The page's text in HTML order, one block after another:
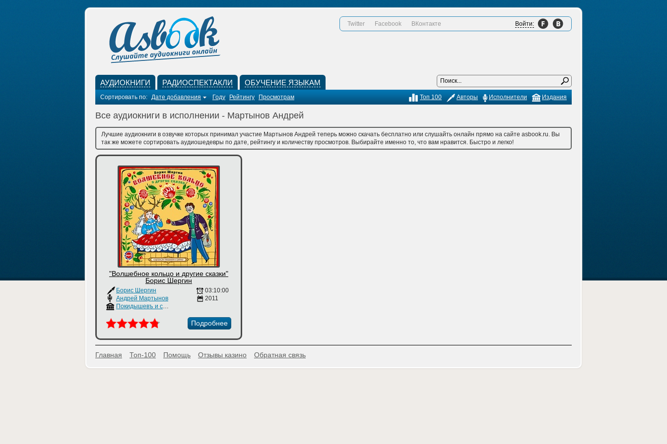
Twitter Facebook ВКонтакте Войти:
АУДИОКНИГИ РАДИОСПЕКТАКЛИ ОБУЧЕНИЕ ЯЗЫКАМ
Сортировать по: Дате добавления Году Рейтингу Просмотрам Издания
Исполнители
Авторы
Топ 100
Все аудиокниги в исполнении - Мартынов Андрей
Лучшие аудиокниги в озвучке которых принимал участие Мартынов Андрей теперь можно скачать бесплатно или слушайть онлайн прямо на сайте asbook.ru. Вы
так же можете сортировать аудиошедевры по дате, рейтингу и количеству просмотров. Выбирайте именно то, что вам нравится. Быстро и легко!
"Волшебное кольцо и другие сказки"
Борис Шергин
Борис Шергин
Андрей Мартынов
Покидышевъ и сыновья
03:10:00
2011
Подробнее
Главная Топ-100 Помощь Отзывы казино Обратная связь